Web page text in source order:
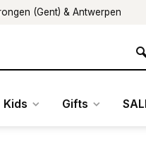
(Gent) & Antwerpen
Kids Gifts